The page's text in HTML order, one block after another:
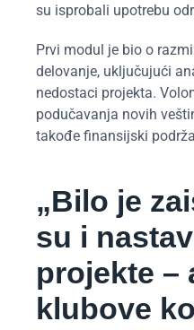
su isprobali upotrebu
Prvi modul je bio o
delovanje, uključujući
nedostaci projekta.
podučavanja novih
takođe finansijski
„Bilo je
su i
projekte –
klubove